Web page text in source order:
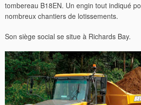
tombereau B18EN. Un engin tout indiqué
nombreux chantiers de lotissements.
Son siège social se situe à Richards Bay.